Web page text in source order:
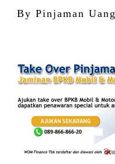
By Pinjaman Uang